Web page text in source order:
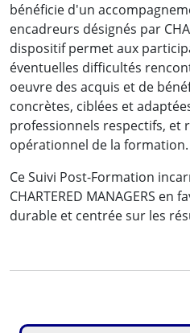
bénéficie d'un
encadreurs désignés par
dispositif permet aux
éventuelles difficultés
oeuvre des acquis et de
concrètes, ciblées et
professionnels respectifs, et
opérationnel de la formation.
Ce Suivi Post-Formation
CHARTERED MANAGERS
durable et centrée sur les